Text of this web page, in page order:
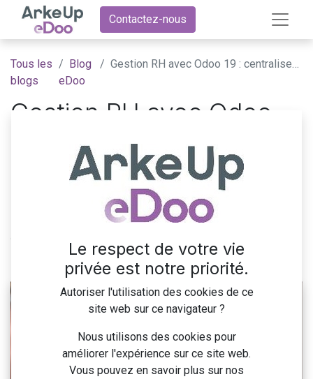
Contactez-nous
Tous les
blogs
Blog
eDoo
Gestion RH avec Odoo 19 : centraliser et simplifier les processus RH
Gestion RH avec Odoo
19 : centraliser et
simplifier les processus
Du recrutement à la paie, centralisez et simplifiez la
16 mars 2026 par ArkeUp eDoo
Le respect de votre vie
privée est notre priorité.
Autoriser l'utilisation des cookies de ce
site web sur ce navigateur ?
Nous utilisons des cookies pour
améliorer l'expérience sur ce site web.
Vous pouvez en savoir plus sur nos